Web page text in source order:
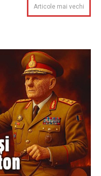
Articole mai vechi